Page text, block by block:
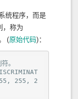
统程序，而是
，称为
(原始代码)：
。
255, 2